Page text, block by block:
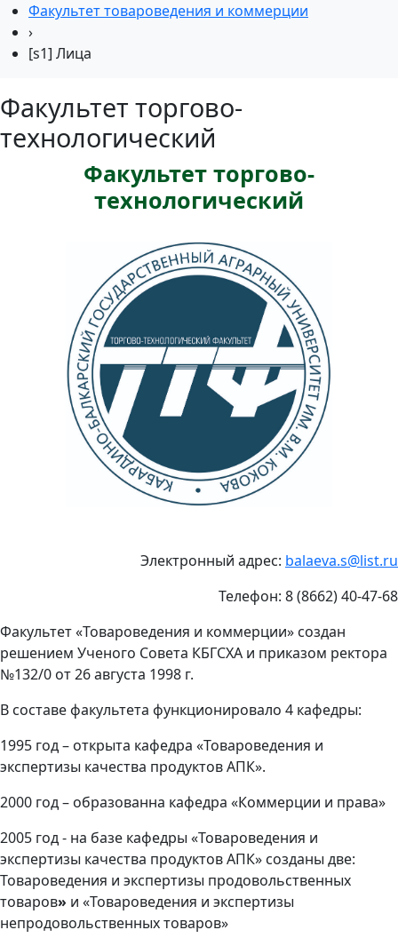
Факультет товароведения и коммерции
›
[s1] Лица
Факультет торгово-
технологический
Факультет торгово-
технологический
Электронный адрес: balaeva.s@list.ru
Телефон: 8 (8662) 40-47-68
Факультет «Товароведения и коммерции» создан
решением Ученого Совета КБГСХА и приказом ректора
№132/0 от 26 августа 1998 г.
В составе факультета функционировало 4 кафедры:
1995 год – открыта кафедра «Товароведения и
экспертизы качества продуктов АПК».
2000 год – образованна кафедра «Коммерции и права»
2005 год - на базе кафедры «Товароведения и
экспертизы качества продуктов АПК» созданы две:
Товароведения и экспертизы продовольственных
товаров» и «Товароведения и экспертизы
непродовольственных товаров»